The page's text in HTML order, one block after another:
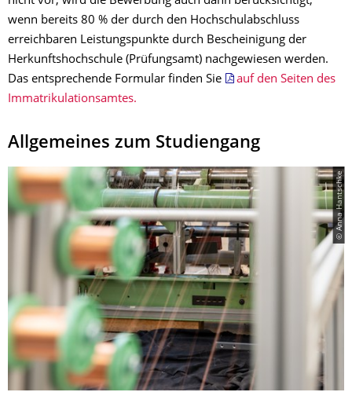
wenn bereits 80 % der durch den Hochschulabschluss
erreichbaren Leistungspunkte durch Bescheinigung der
Herkunftshochschule (Prüfungsamt) nachgewiesen werden.
Das entsprechende Formular finden Sie
auf den Seiten des
Immatrikulationsamtes.
Allgemeines zum Studiengang
© Anna Hantschke